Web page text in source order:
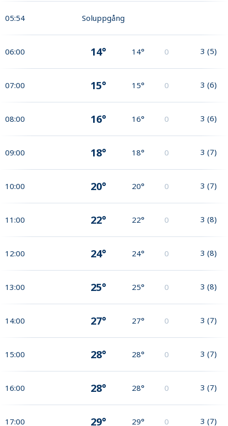
05:54 Soluppgång
06:00 14° 14° 0 3 (5)
07:00 15° 15° 0 3 (6)
08:00 16° 16° 0 3 (6)
09:00 18° 18° 0 3 (7)
10:00 20° 20° 0 3 (7)
11:00 22° 22° 0 3 (8)
12:00 24° 24° 0 3 (8)
13:00 25° 25° 0 3 (8)
14:00 27° 27° 0 3 (7)
15:00 28° 28° 0 3 (7)
16:00 28° 28° 0 3 (7)
17:00 29° 29° 0 3 (7)